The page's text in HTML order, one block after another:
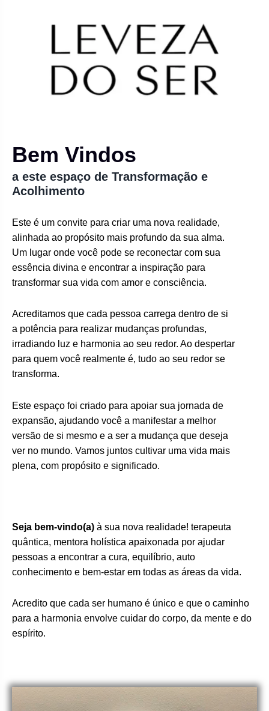
Bem Vindos
a este espaço de Transformação e
Acolhimento
Este é um convite para criar uma nova realidade,
alinhada ao propósito mais profundo da sua alma.
Um lugar onde você pode se reconectar com sua
essência divina e encontrar a inspiração para
transformar sua vida com amor e consciência.
Acreditamos que cada pessoa carrega dentro de si
a potência para realizar mudanças profundas,
irradiando luz e harmonia ao seu redor. Ao despertar
para quem você realmente é, tudo ao seu redor se
transforma.
Este espaço foi criado para apoiar sua jornada de
expansão, ajudando você a manifestar a melhor
versão de si mesmo e a ser a mudança que deseja
ver no mundo. Vamos juntos cultivar uma vida mais
plena, com propósito e significado.
Seja bem-vindo(a) à sua nova realidade! terapeuta
quântica, mentora holística apaixonada por ajudar
pessoas a encontrar a cura, equilíbrio, auto
conhecimento e bem-estar em todas as áreas da vida.
Acredito que cada ser humano é único e que o caminho
para a harmonia envolve cuidar do corpo, da mente e do
espírito.